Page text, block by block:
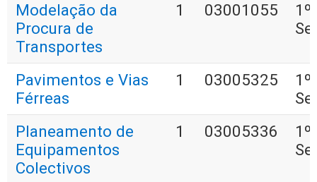
Modelação da
Procura de
Transportes
1 03001055
1º
Pavimentos e Vias
Férreas
1 03005325
1º
Planeamento de
Equipamentos
Colectivos
1 03005336
1º